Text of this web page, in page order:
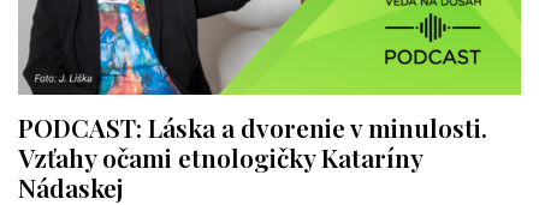
PODCAST: Láska a dvorenie v minulosti.
Vzťahy očami etnologičky Kataríny
Nádaskej